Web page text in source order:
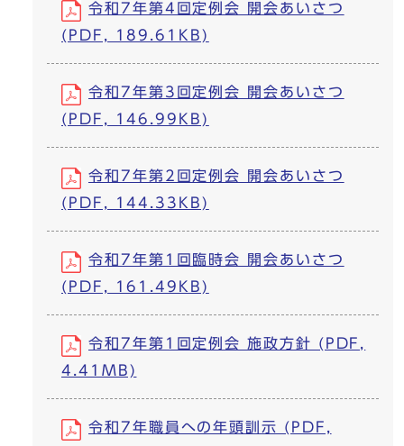
令和7年第4回定例会 開会あいさつ
(PDF, 189.61KB)
令和7年第3回定例会 開会あいさつ
(PDF, 146.99KB)
令和7年第2回定例会 開会あいさつ
(PDF, 144.33KB)
令和7年第1回臨時会 開会あいさつ
(PDF, 161.49KB)
令和7年第1回定例会 施政方針 (PDF,
4.41MB)
令和7年職員への年頭訓示 (PDF,